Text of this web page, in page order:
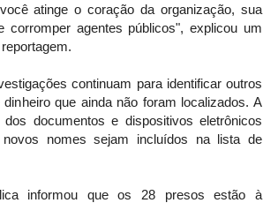
atinge o coração da organização, sua
corromper agentes públicos", explicou um
continuam para identificar outros
que ainda não foram localizados. A
documentos e dispositivos eletrônicos
novos nomes sejam incluídos na lista de
informou que os 28 presos estão à